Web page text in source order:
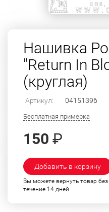
Нашивка
"Return In
(круглая)
Артикул: 04151396
Бесплатная примерка
150 ₽
Добавить в корзину
Вы можете вернуть товар
течение 14 дней